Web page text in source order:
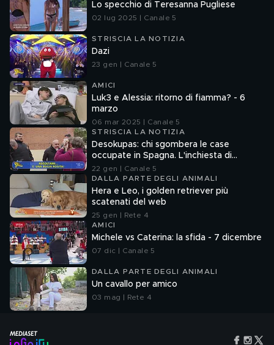
Lo specchio di Teresanna Pugliese
02 lug 2025 | Canale 5
STRISCIA LA NOTIZIA
Dazi
23 gen | Canale 5
AMICI
Luk3 e Alessia: ritorno di fiamma? - 6
marzo
06 mar 2025 | Canale 5
STRISCIA LA NOTIZIA
Desokupas: chi sgombera le case
occupate in Spagna. L'inchiesta di
Francesco Mazza
22 gen | Canale 5
DALLA PARTE DEGLI ANIMALI
Hera e Leo, i golden retriever più
scatenati del web
25 gen | Rete 4
AMICI
Michele vs Caterina: la sfida - 7 dicembre
07 dic | Canale 5
DALLA PARTE DEGLI ANIMALI
Un cavallo per amico
03 mag | Rete 4